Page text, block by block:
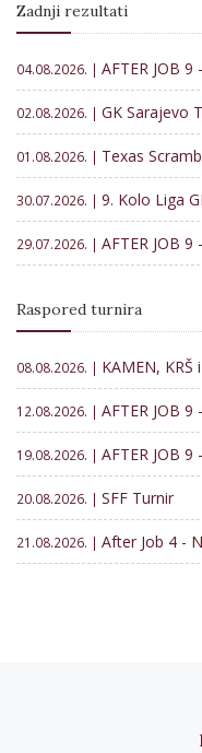
Zadnji rezultati
04.08.2026. | AFTER JOB 9
02.08.2026. | GK Sarajevo
01.08.2026. | Texas
30.07.2026. | 9. Kolo Liga
29.07.2026. | AFTER JOB 9
Raspored turnira
08.08.2026. | KAMEN, KRŠ i
12.08.2026. | AFTER JOB 9
19.08.2026. | AFTER JOB 9
20.08.2026. | SFF Turnir
21.08.2026. | After Job 4 -